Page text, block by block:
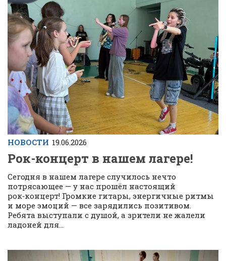
НОВОСТИ 19.06.2026
Рок-концерт в нашем лагере!
Сегодня в нашем лагере случилось нечто
потрясающее — у нас прошёл настоящий
рок‑концерт! Громкие гитары, энергичные ритмы
и море эмоций — все зарядились позитивом.
Ребята выступали с душой, а зрители не жалели
ладоней для...